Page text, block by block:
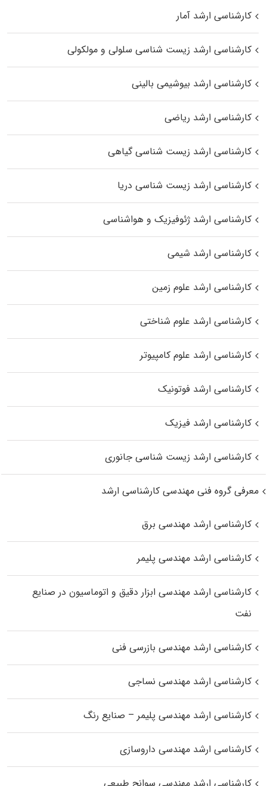
کارشناسی ارشد آمار
کارشناسی ارشد زیست شناسی سلولی و مولکولی
کارشناسی ارشد بیوشیمی بالینی
کارشناسی ارشد ریاضی
کارشناسی ارشد زیست‌ شناسی گیاهی
کارشناسی ارشد زیست‌ شناسی دریا
کارشناسی ارشد ژئوفیزیک و هواشناسی
کارشناسی ارشد شیمی
کارشناسی ارشد علوم زمین
کارشناسی ارشد علوم شناختی
کارشناسی ارشد علوم کامپیوتر
کارشناسی ارشد فوتونیک
کارشناسی ارشد فیزیک
کارشناسی ارشد زیست‌ شناسی جانوری
معرفی گروه فنی مهندسی کارشناسی ارشد
کارشناسی ارشد مهندسی برق
کارشناسی ارشد مهندسی پلیمر
کارشناسی ارشد مهندسی ابزار دقیق و اتوماسیون در صنایع
نفت
کارشناسی ارشد مهندسی بازرسی فنی
کارشناسی ارشد مهندسی نساجی
کارشناسی ارشد مهندسی پلیمر – صنایع رنگ
کارشناسی ارشد مهندسی داروسازی
کارشناسی ارشد مهندسی سوانح طبیعی